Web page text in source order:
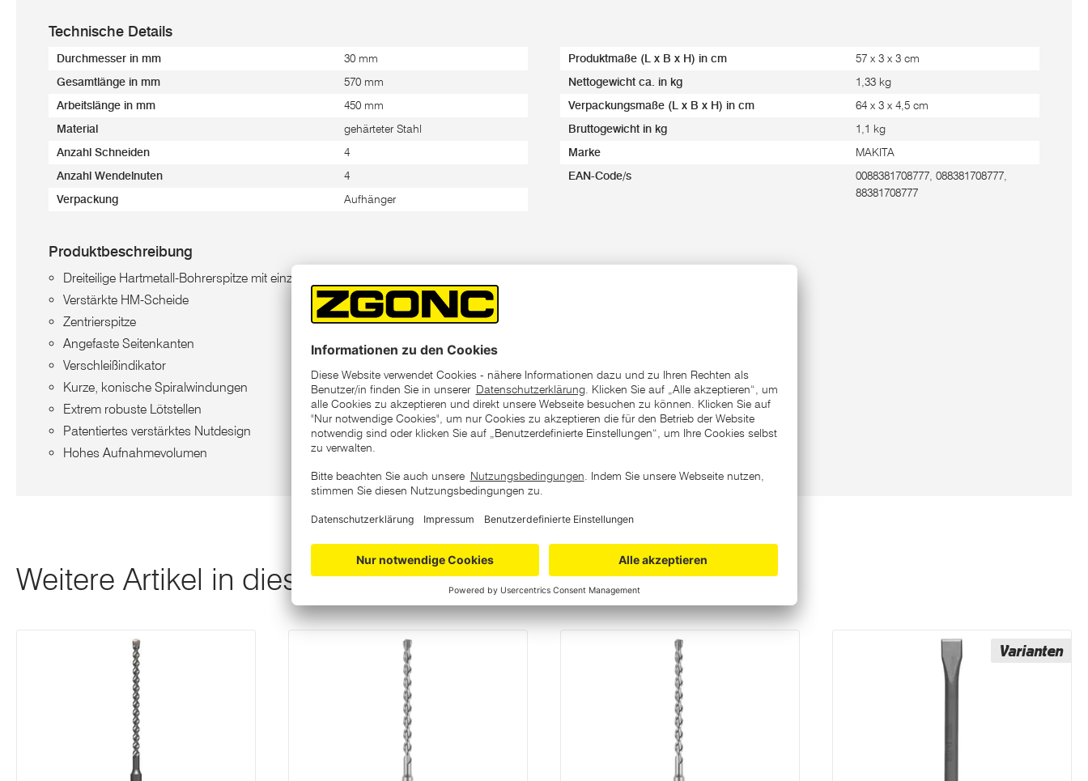
Technische Details
Durchmesser in mm 30 mm
Gesamtlänge in mm 570 mm
Arbeitslänge in mm 450 mm
Material gehärteter Stahl
Anzahl Schneiden 4
Anzahl Wendelnuten 4
Verpackung Aufhänger
Produktmaße (L x B x H) in cm 57 x 3 x 3 cm
Nettogewicht ca. in kg 1,33 kg
Verpackungsmaße (L x B x H) in cm 64 x 3 x 4,5 cm
Bruttogewicht in kg 1,1 kg
Marke MAKITA
EAN-Code/s
0088381708777, 088381708777,
88381708777
Produktbeschreibung
Dreiteilige Hartmetall-Bohrerspitze mit einzigartiger Schneidgeometrie
Verstärkte HM-Scheide
Zentrierspitze
Angefaste Seitenkanten
Verschleißindikator
Kurze, konische Spiralwindungen
Extrem robuste Lötstellen
Patentiertes verstärktes Nutdesign
Hohes Aufnahmevolumen
Weitere Artikel in dieser Kategorie
Varianten